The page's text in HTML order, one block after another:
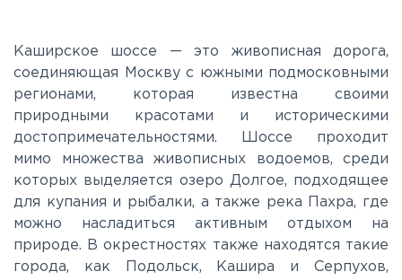
Калужское
Каширское
Киевское
Ленинградское
Лихачевское
Каширское шоссе — это живописная дорога,
соединяющая Москву с южными подмосковными
регионами, которая известна своими
природными красотами и историческими
достопримечательностями. Шоссе проходит
мимо множества живописных водоемов, среди
которых выделяется озеро Долгое, подходящее
для купания и рыбалки, а также река Пахра, где
можно насладиться активным отдыхом на
природе. В окрестностях также находятся такие
города, как Подольск, Кашира и Серпухов,